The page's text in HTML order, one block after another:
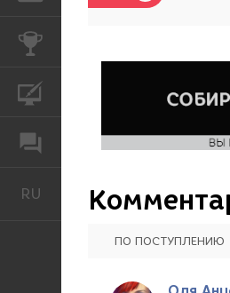
RU Русский
ПО ПОСТУПЛЕНИЮ